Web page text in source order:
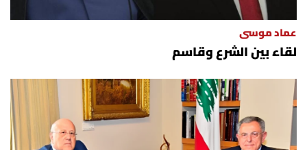
فصل من كتاب
اقرأ تضحك
سجالات
عماد موسى
لقاء بين الشرع وقاسم